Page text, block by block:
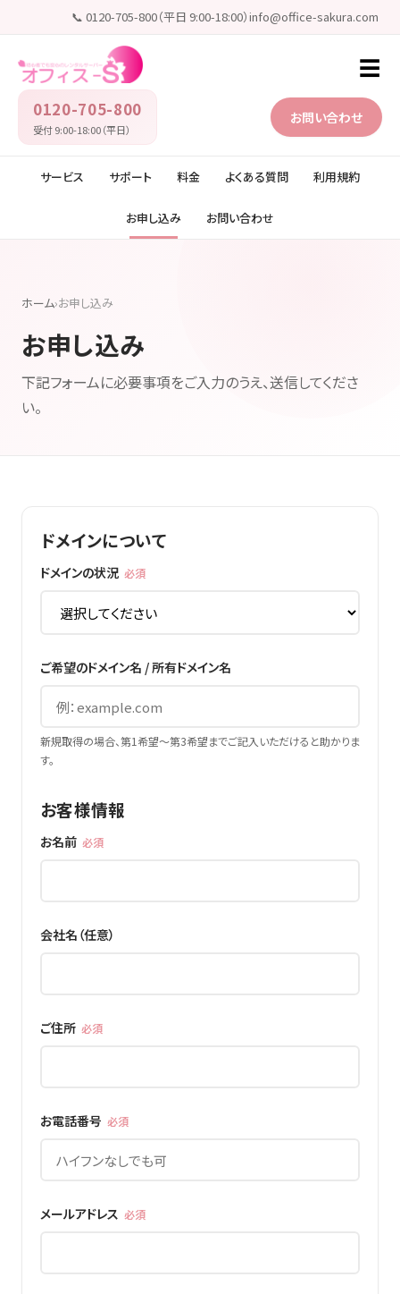
📞 0120-705-800（平日 9:00-18:00）info@office-sakura.com
0120-705-800
受付 9:00-18:00（平日）
お問い合わせ
☰
サービス サポート 料金 よくある質問 利用規約
お申し込み お問い合わせ
ホーム›お申し込み
お申し込み
下記フォームに必要事項をご入力のうえ、送信してくださ
い。
ドメインについて
ドメインの状況 必須
ご希望のドメイン名 / 所有ドメイン名
新規取得の場合、第1希望〜第3希望までご記入いただけると助かりま
す。
お客様情報
お名前 必須
会社名（任意）
ご住所 必須
お電話番号 必須
メールアドレス 必須